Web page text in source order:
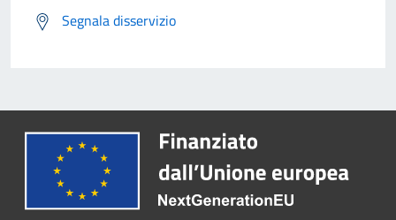
Segnala disservizio